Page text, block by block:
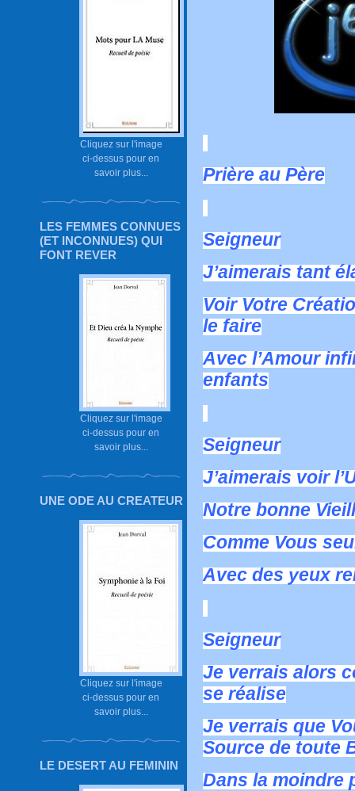
Cliquez sur l'image
ci-dessus pour en
savoir plus...
LES FEMMES CONNUES
(ET INCONNUES) QUI
FONT REVER
Cliquez sur l'image
ci-dessus pour en
savoir plus...
UNE ODE AU CREATEUR
Cliquez sur l'image
ci-dessus pour en
savoir plus...
LE DESERT AU FEMININ
Prière au Père
Seigneur
J’aimerais tant
Voir Votre
le faire
Avec l’Amour
enfants
Seigneur
J’aimerais voir
Notre bonne
Comme Vous
Avec des yeux
Seigneur
Je verrais alors
se réalise
Je verrais que
Source de toute
Dans la moindre